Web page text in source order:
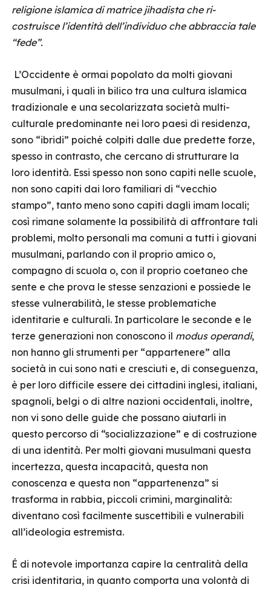
religione islamica di matrice jihadista che ri-
costruisce l’identità dell’individuo che abbraccia tale
“fede”.
L’Occidente è ormai popolato da molti giovani
musulmani, i quali in bilico tra una cultura islamica
tradizionale e una secolarizzata società multi-
culturale predominante nei loro paesi di residenza,
sono “ibridi” poiché colpiti dalle due predette forze,
spesso in contrasto, che cercano di strutturare la
loro identità. Essi spesso non sono capiti nelle scuole,
non sono capiti dai loro familiari di “vecchio
stampo”, tanto meno sono capiti dagli imam locali;
così rimane solamente la possibilità di affrontare tali
problemi, molto personali ma comuni a tutti i giovani
musulmani, parlando con il proprio amico o,
compagno di scuola o, con il proprio coetaneo che
sente e che prova le stesse senzazioni e possiede le
stesse vulnerabilità, le stesse problematiche
identitarie e culturali. In particolare le seconde e le
terze generazioni non conoscono il modus operandi,
non hanno gli strumenti per “appartenere” alla
società in cui sono nati e cresciuti e, di conseguenza,
è per loro difficile essere dei cittadini inglesi, italiani,
spagnoli, belgi o di altre nazioni occidentali, inoltre,
non vi sono delle guide che possano aiutarli in
questo percorso di “socializzazione” e di costruzione
di una identità. Per molti giovani musulmani questa
incertezza, questa incapacità, questa non
conoscenza e questa non “appartenenza” si
trasforma in rabbia, piccoli crimini, marginalità:
diventano così facilmente suscettibili e vulnerabili
all’ideologia estremista.
É di notevole importanza capire la centralità della
crisi identitaria, in quanto comporta una volontà di